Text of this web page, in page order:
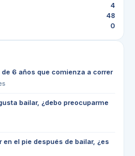
4
48
0
6 años que comienza a correr
bailar, ¿debo preocuparme
el pie después de bailar, ¿es